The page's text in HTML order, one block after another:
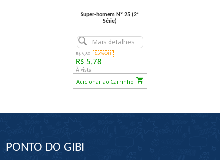
Super-homem Nº 25 (2ª
Série)
Mais detalhes
R$ 6,80 15%OFF
R$ 5,78
À vista
Adicionar ao Carrinho
PONTO DO GIBI